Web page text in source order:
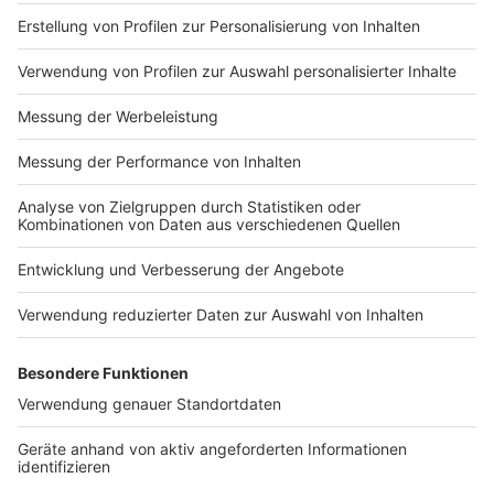
Impressum
Nutzungsbedingungen
Jobs
Presse
Werben
Archiv
ANTENNE BAYERN GROUP
Stiftung ANTENNE BAYERN
Kontakt
Studio-Hotline
Verkehrs-Hotline
Newsletter